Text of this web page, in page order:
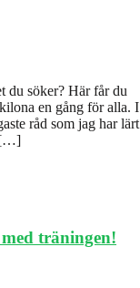
du söker? Här får du
en gång för alla. I
råd som jag har lärt
[…]
träningen!